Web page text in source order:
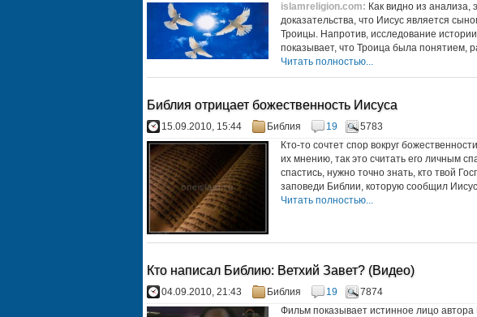
islamreligion.com: Как видно из анализа,
доказательства, что Иисус является
Троицы. Напротив, исследование
показывает, что Троица была понятием,
Читать полностью...
Библия отрицает божественность Иисуса
15.09.2010, 15:44 Библия 19
5783
Кто-то сочтет спор вокруг
их мнению, так это считать его личным
спастись, нужно точно знать, кто твой
заповеди Библии, которую сообщил
Читать полностью...
Кто написал Библию: Ветхий Завет? (Видео)
04.09.2010, 21:43 Библия 19
7874
Фильм показывает истинное лицо